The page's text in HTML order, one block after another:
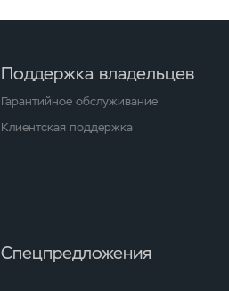
Поддержка владельцев
Гарантийное обслуживание
Клиентская поддержка
Спецпредложения